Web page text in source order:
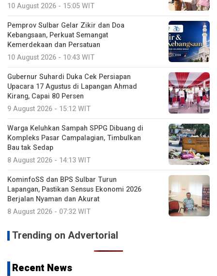
10 August 2026 - 15:05 WIT
Pemprov Sulbar Gelar Zikir dan Doa
Kebangsaan, Perkuat Semangat
Kemerdekaan dan Persatuan
10 August 2026 - 10:43 WIT
Gubernur Suhardi Duka Cek Persiapan
Upacara 17 Agustus di Lapangan Ahmad
Kirang, Capai 80 Persen
9 August 2026 - 15:12 WIT
Warga Keluhkan Sampah SPPG Dibuang di
Kompleks Pasar Campalagian, Timbulkan
Bau tak Sedap
8 August 2026 - 14:13 WIT
KominfoSS dan BPS Sulbar Turun
Lapangan, Pastikan Sensus Ekonomi 2026
Berjalan Nyaman dan Akurat
8 August 2026 - 07:32 WIT
Trending on Advertorial
Recent News